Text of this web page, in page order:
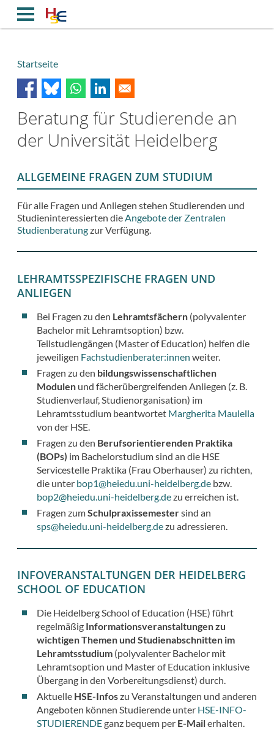
Inhalt
Breadcrumb
Startseite
Beratung für Studierende an
der Universität Heidelberg
ALLGEMEINE FRAGEN ZUM STUDIUM
Für alle Fragen und Anliegen stehen Studierenden und
Studieninteressierten dieAngebote der Zentralen
Studienberatungzur Verfügung.
LEHRAMTSSPEZIFISCHE FRAGEN UND
ANLIEGEN
Bei Fragen zu den Lehramtsfächern (polyvalenter
Bachelor mit Lehramtsoption) bzw.
Teilstudiengängen (Master of Education) helfen die
jeweiligen Fachstudienberater:innen weiter.
Fragen zu den bildungswissenschaftlichen
Modulenund fächerübergreifenden Anliegen (z. B.
Studienverlauf, Studienorganisation) im
Lehramtsstudium beantwortet Margherita Maulella
von der HSE.
Fragen zu den Berufsorientierenden Praktika
(BOPs) im Bachelorstudium sind an die HSE
Servicestelle Praktika (Frau Oberhauser) zu richten,
die unter bop1@heiedu.uni-heidelberg.debzw.
bop2@heiedu.uni-heidelberg.dezu erreichen ist.
Fragen zumSchulpraxissemestersind an
sps@heiedu.uni-heidelberg.dezu adressieren.
INFOVERANSTALTUNGEN DER HEIDELBERG
SCHOOL OF EDUCATION
Die Heidelberg School of Education (HSE) führt
regelmäßig Informationsveranstaltungenzu
wichtigen Themen und Studienabschnitten im
Lehramtsstudium(polyvalenter Bachelor mit
Lehramtsoption und Master of Education inklusive
Übergang in den Vorbereitungsdienst) durch.
Aktuelle HSE-Infoszu Veranstaltungen und anderen
Angeboten können Studierende unter HSE-INFO-
STUDIERENDEganz bequem per E-Mailerhalten.